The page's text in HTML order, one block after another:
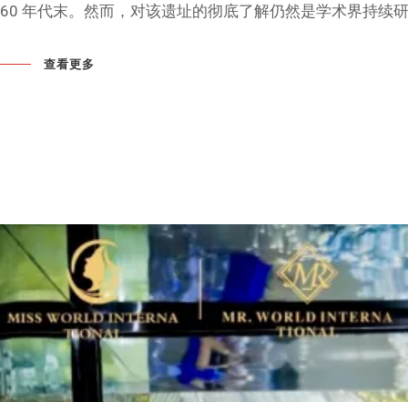
60 年代末。然而，对该遗址的彻底了解仍然是学术界持续
查看更多